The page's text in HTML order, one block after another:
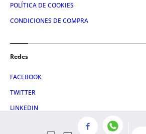
POLÍTICA DE COOKIES
CONDICIONES DE COMPRA
Redes
FACEBOOK
TWITTER
LINKEDIN